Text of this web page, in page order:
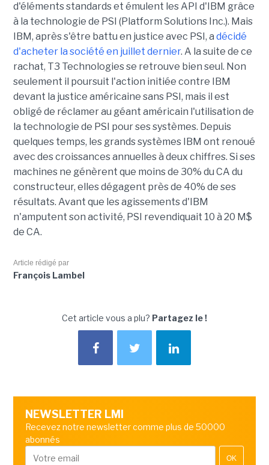
d'éléments standards et émulent les API d'IBM grâce
à la technologie de PSI (Platform Solutions Inc.). Mais
IBM, après s'être battu en justice avec PSI, a décidé
d'acheter la société en juillet dernier. A la suite de ce
rachat, T3 Technologies se retrouve bien seul. Non
seulement il poursuit l'action initiée contre IBM
devant la justice américaine sans PSI, mais il est
obligé de réclamer au géant américain l'utilisation de
la technologie de PSI pour ses systèmes. Depuis
quelques temps, les grands systèmes IBM ont renoué
avec des croissances annuelles à deux chiffres. Si ses
machines ne génèrent que moins de 30% du CA du
constructeur, elles dégagent près de 40% de ses
résultats. Avant que les agissements d'IBM
n'amputent son activité, PSI revendiquait 10 à 20 M$
de CA.
Article rédigé par
François Lambel
Cet article vous a plu? Partagez le !
NEWSLETTER LMI
Recevez notre newsletter comme plus de 50000
abonnés
OK